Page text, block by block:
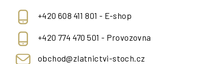
+420 608 411 801 - E-shop
+420 774 470 501 - Provozovna
obchod@zlatnictvi-stoch.cz